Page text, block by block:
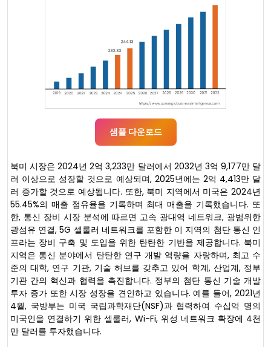
샘플 다운로드
북미 시장은 2024년 2억 3,233만 달러에서 2032년 3억 9,177만 달
러 이상으로 성장할 것으로 예상되며, 2025년에는 2억 4,413만 달
러 증가할 것으로 예상됩니다. 또한, 북미 지역에서 미국은 2024년
55.45%의 매출 점유율을 기록하며 최대 매출을 기록했습니다. 또
한, 통신 장비 시장 분석에 따르면 고속 광대역 네트워크, 광범위한
광섬유 연결, 5G 셀룰러 네트워크를 포함한 이 지역의 첨단 통신 인
프라는 장비 구축 및 도입을 위한 탄탄한 기반을 제공합니다. 북미
지역은 통신 분야에서 탄탄한 연구 개발 역량을 자랑하며, 최고 수
준의 대학, 연구 기관, 기술 허브를 갖추고 있어 학계, 산업계, 정부
기관 간의 혁신과 협력을 촉진합니다. 정부의 첨단 통신 기술 개발
투자 증가 또한 시장 성장을 견인하고 있습니다. 예를 들어, 2021년
4월, 국방부는 미국 국립과학재단(NSF)과 협력하여 수십억 명의
미국인을 연결하기 위한 셀룰러, Wi-Fi, 위성 네트워크 확장에 4천
만 달러를 투자했습니다.